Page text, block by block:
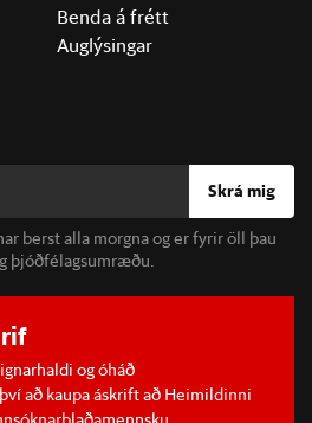
Benda á frétt
Auglýsingar
Skrá mig
berst alla morgna og er fyrir öll þau
þjóðfélagsumræðu.
og óháð
að kaupa áskrift að Heimildinni